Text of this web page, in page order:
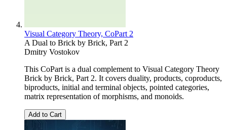
Visual Category Theory, CoPart 2
A Dual to Brick by Brick, Part 2
Dmitry Vostokov
This CoPart is a dual complement to Visual Category Theory
Brick by Brick, Part 2. It covers duality, products, coproducts,
biproducts, initial and terminal objects, pointed categories,
matrix representation of morphisms, and monoids.
Add to Cart